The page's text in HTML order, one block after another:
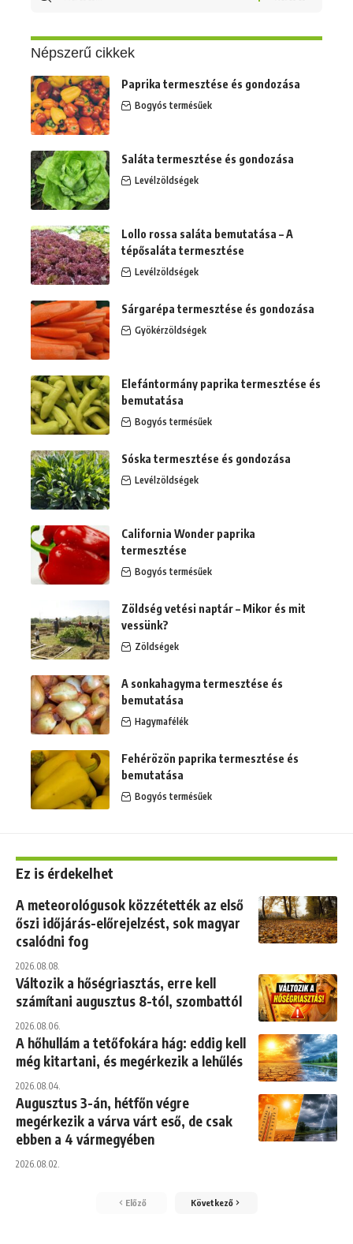
Népszerű cikkek
Paprika termesztése és gondozása
Bogyós termésűek
Saláta termesztése és gondozása
Levélzöldségek
Lollo rossa saláta bemutatása – A
tépősaláta termesztése
Levélzöldségek
Sárgarépa termesztése és gondozása
Gyökérzöldségek
Elefántormány paprika termesztése és
bemutatása
Bogyós termésűek
Sóska termesztése és gondozása
Levélzöldségek
California Wonder paprika
termesztése
Bogyós termésűek
Zöldség vetési naptár – Mikor és mit
vessünk?
Zöldségek
A sonkahagyma termesztése és
bemutatása
Hagymafélék
Fehérözön paprika termesztése és
bemutatása
Bogyós termésűek
Ez is érdekelhet
A meteorológusok közzétették az első
őszi időjárás-előrejelzést, sok magyar
csalódni fog
2026.08.08.
Változik a hőségriasztás, erre kell
számítani augusztus 8-tól, szombattól
2026.08.06.
A hőhullám a tetőfokára hág: eddig kell
még kitartani, és megérkezik a lehűlés
2026.08.04.
Augusztus 3-án, hétfőn végre
megérkezik a várva várt eső, de csak
ebben a 4 vármegyében
2026.08.02.
Előző Következő